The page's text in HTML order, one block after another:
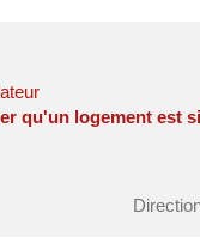
qu'un logement est